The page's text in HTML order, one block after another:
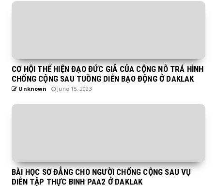
CƠ HỘI THỂ HIỆN ĐẠO ĐỨC GIẢ CỦA CỘNG NÔ TRÁ HÌNH
CHỐNG CỘNG SAU TUỒNG DIỄN BẠO ĐỘNG Ở DAKLAK
Unknown June 15, 2023
BÀI HỌC SƠ ĐẲNG CHO NGƯỜI CHỐNG CỘNG SAU VỤ
DIỄN TẬP THỰC BINH PAA2 Ở DAKLAK